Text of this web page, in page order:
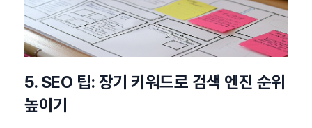
5. SEO 팁: 장기 키워드로 검색 엔진 순위
높이기